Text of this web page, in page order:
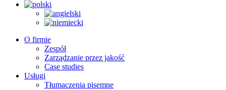
O firmie
Zespół
Zarządzanie przez jakość
Case studies
Usługi
Tłumaczenia pisemne